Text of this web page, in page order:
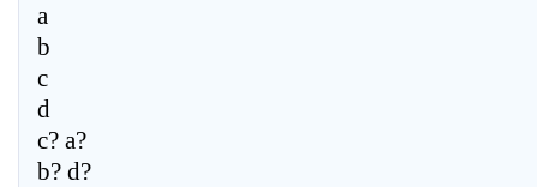
a
b
c
d
c? a?
b? d?